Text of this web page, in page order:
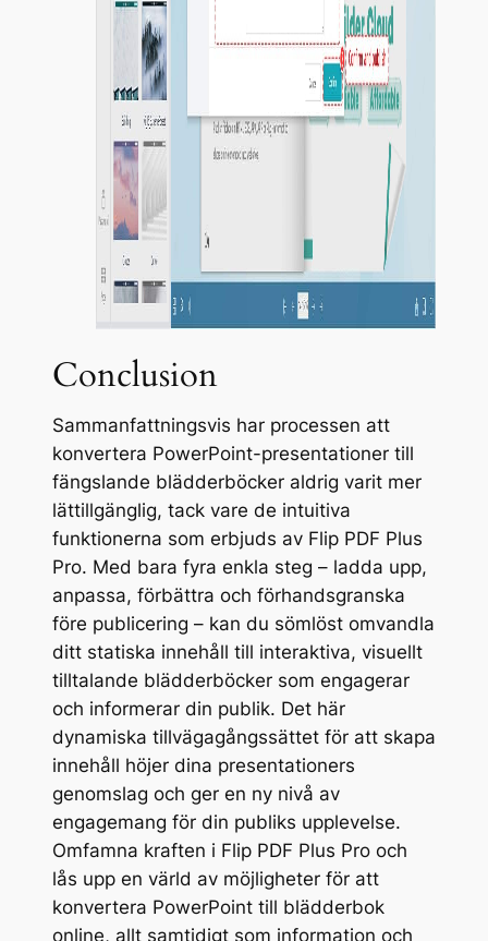
Conclusion
Sammanfattningsvis har processen att
konvertera PowerPoint-presentationer till
fängslande blädderböcker aldrig varit mer
lättillgänglig, tack vare de intuitiva
funktionerna som erbjuds av Flip PDF Plus
Pro. Med bara fyra enkla steg – ladda upp,
anpassa, förbättra och förhandsgranska
före publicering – kan du sömlöst omvandla
ditt statiska innehåll till interaktiva, visuellt
tilltalande blädderböcker som engagerar
och informerar din publik. Det här
dynamiska tillvägagångssättet för att skapa
innehåll höjer dina presentationers
genomslag och ger en ny nivå av
engagemang för din publiks upplevelse.
Omfamna kraften i Flip PDF Plus Pro och
lås upp en värld av möjligheter för att
konvertera PowerPoint till blädderbok
online, allt samtidigt som information och